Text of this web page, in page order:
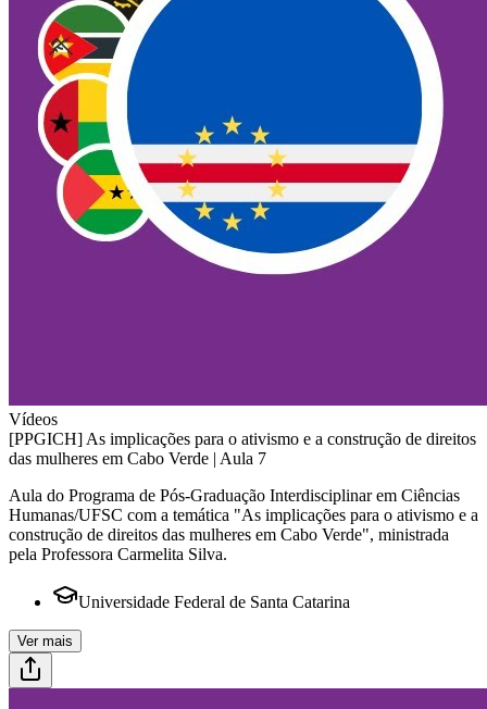
Vídeos
[PPGICH] As implicações para o ativismo e a construção de direitos
das mulheres em Cabo Verde | Aula 7
Aula do Programa de Pós-Graduação Interdisciplinar em Ciências
Humanas/UFSC com a temática "As implicações para o ativismo e a
construção de direitos das mulheres em Cabo Verde", ministrada
pela Professora Carmelita Silva.
Universidade Federal de Santa Catarina
Ver mais